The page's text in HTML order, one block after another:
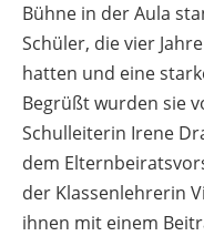
Bühne in der Aula
Schüler, die vier
hatten und eine
Begrüßt wurden sie
Schulleiterin Irene
dem
der Klassenlehrerin
ihnen mit einem